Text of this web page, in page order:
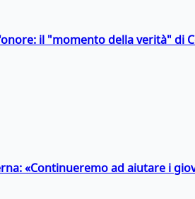
il "momento della verità" di
«Continueremo ad aiutare i